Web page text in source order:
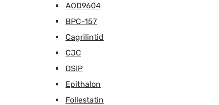
AOD9604
BPC-157
Cagrilintid
CJC
DSIP
Epithalon
Follestatin